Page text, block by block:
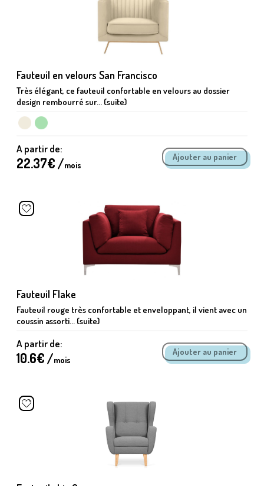
Fauteuil en velours San Francisco
Très élégant, ce fauteuil confortable en velours au dossier
design rembourré sur... (suite)
A partir de:
22.37€ /mois
Fauteuil Flake
Fauteuil rouge très confortable et enveloppant, il vient avec un
coussin assorti... (suite)
A partir de:
10.6€ /mois